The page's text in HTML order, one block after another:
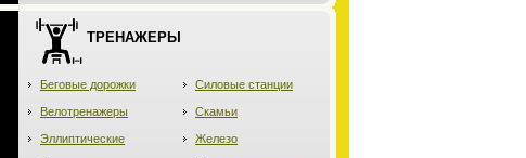
ТРЕНАЖЕРЫ
Беговые дорожки
Велотренажеры
Эллиптические
Силовые станции
Скамьи
Железо